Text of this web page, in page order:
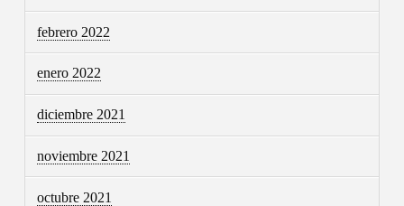
febrero 2022
enero 2022
diciembre 2021
noviembre 2021
octubre 2021